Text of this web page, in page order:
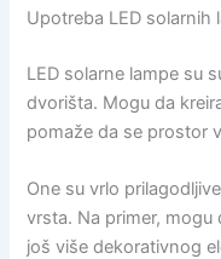
Upotreba LED solarnih
LED solarne lampe su
dvorišta. Mogu da
pomaže da se prostor
One su vrlo
vrsta. Na primer,
još više dekorativnog